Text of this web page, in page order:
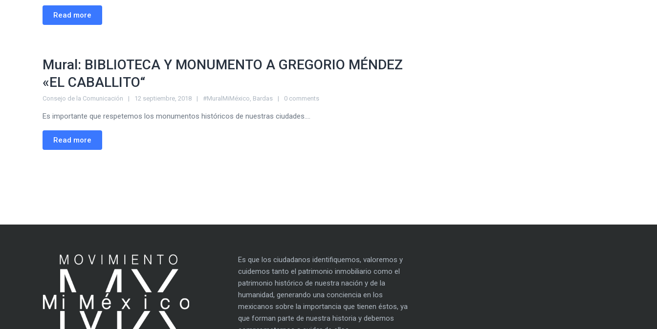
Read more
Mural: BIBLIOTECA Y MONUMENTO A GREGORIO MÉNDEZ
«EL CABALLITO“
Consejo de la Comunicación 12 septiembre, 2018 #MuralMiMéxico, Bardas 0 comments
Es importante que respetemos los monumentos históricos de nuestras ciudades....
Read more
Es que los ciudadanos identifiquemos, valoremos y
cuidemos tanto el patrimonio inmobiliario como el
patrimonio histórico de nuestra nación y de la
humanidad, generando una conciencia en los
mexicanos sobre la importancia que tienen éstos, ya
que forman parte de nuestra historia y debemos